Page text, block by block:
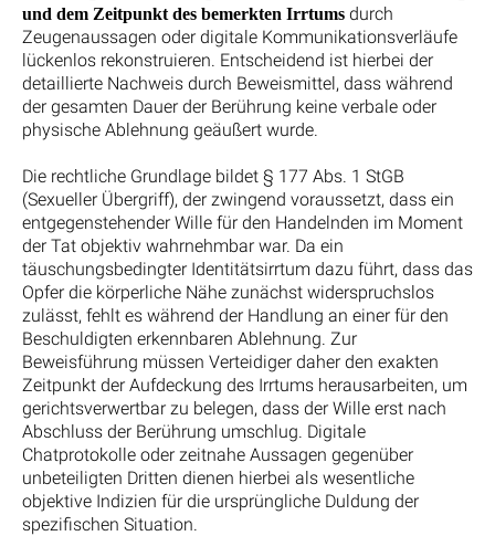
und dem Zeitpunkt des bemerkten Irrtums durch
Zeugenaussagen oder digitale Kommunikationsverläufe
lückenlos rekonstruieren. Entscheidend ist hierbei der
detaillierte Nachweis durch Beweismittel, dass während
der gesamten Dauer der Berührung keine verbale oder
physische Ablehnung geäußert wurde.
Die rechtliche Grundlage bildet § 177 Abs. 1 StGB
(Sexueller Übergriff), der zwingend voraussetzt, dass ein
entgegenstehender Wille für den Handelnden im Moment
der Tat objektiv wahrnehmbar war. Da ein
täuschungsbedingter Identitätsirrtum dazu führt, dass das
Opfer die körperliche Nähe zunächst widerspruchslos
zulässt, fehlt es während der Handlung an einer für den
Beschuldigten erkennbaren Ablehnung. Zur
Beweisführung müssen Verteidiger daher den exakten
Zeitpunkt der Aufdeckung des Irrtums herausarbeiten, um
gerichtsverwertbar zu belegen, dass der Wille erst nach
Abschluss der Berührung umschlug. Digitale
Chatprotokolle oder zeitnahe Aussagen gegenüber
unbeteiligten Dritten dienen hierbei als wesentliche
objektive Indizien für die ursprüngliche Duldung der
spezifischen Situation.